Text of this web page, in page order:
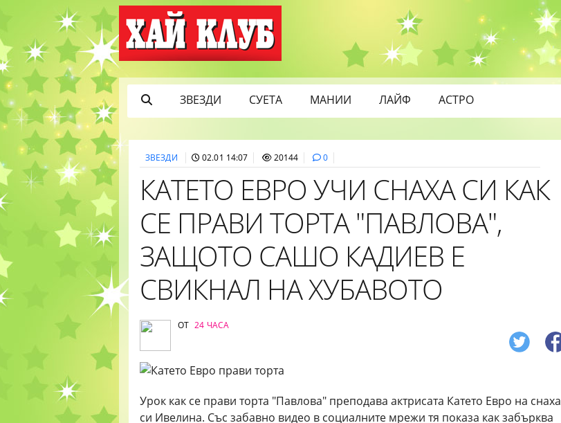
ЗВЕЗДИ СУЕТА МАНИИ ЛАЙФ АСТРО
ЗВЕЗДИ 02.01 14:07 20144 0
КАТЕТО ЕВРО УЧИ СНАХА СИ КАК
СЕ ПРАВИ ТОРТА "ПАВЛОВА",
ЗАЩОТО САШО КАДИЕВ Е
СВИКНАЛ НА ХУБАВОТО
ОТ 24 ЧАСА
Урок как се прави торта "Павлова" преподава актрисата Катето Евро на снаха
си Ивелина. Със забавно видео в социалните мрежи тя показа как забърква